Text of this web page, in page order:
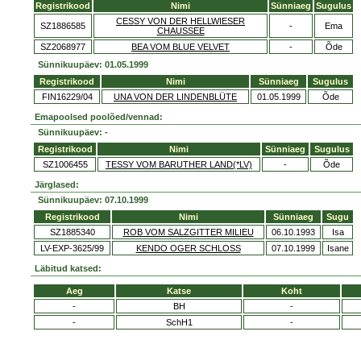
Registrikood Nimi Sünniaeg Sugulus
SZ1886585
CESSY VON DER HELLWIESER
CHAUSSEE
- Ema
SZ2068977 BEA VOM BLUE VELVET -
Õde
Sünnikuupäev: 01.05.1999
Registrikood
Nimi Sünniaeg
Sugulus
FIN16229/04
UNA VON DER LINDENBLÜTE 01.05.1999 Õde
Emapoolsed poolõed/vennad:
Sünnikuupäev: -
Registrikood
Nimi Sünniaeg
Sugulus
SZ1006455
TESSY VOM BARUTHER LAND(*LV) - Õde
Järglased:
Sünnikuupäev: 07.10.1999
Registrikood
Nimi Sünniaeg
Sugu
SZ1885340
ROB VOM SALZGITTER MILIEU 06.10.1993
Isa
LV-EXP-3625/99
KENDO OGER SCHLOSS 07.10.1999 Isane
Läbitud katsed:
Aeg Katse
Koht
-
BH
-
-
SchH1 -